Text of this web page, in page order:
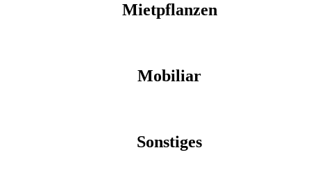
Mietpflanzen
Mobiliar
Sonstiges